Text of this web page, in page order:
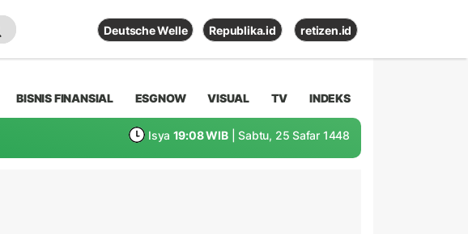
Deutsche Welle Republika.id retizen.id
BISNIS FINANSIAL ESGNOW VISUAL TV INDEKS
Isya 19:08 WIB | Sabtu, 25 Safar 1448